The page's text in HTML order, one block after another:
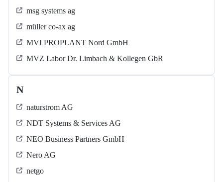
msg systems ag
müller co-ax ag
MVI PROPLANT Nord GmbH
MVZ Labor Dr. Limbach & Kollegen GbR
N
naturstrom AG
NDT Systems & Services AG
NEO Business Partners GmbH
Nero AG
netgo